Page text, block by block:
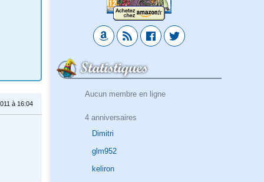
Statistiques
Aucun membre en ligne
4 anniversaires
Dimitri
glm952
keliron
à 16:04